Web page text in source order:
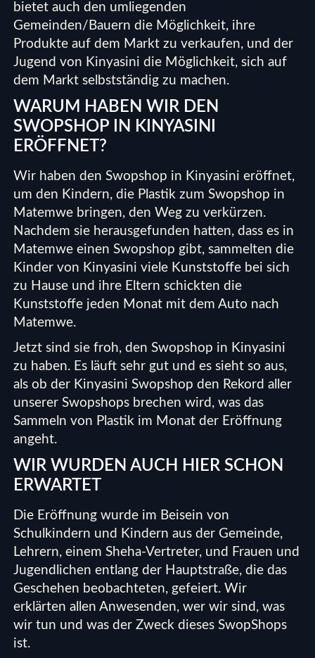
bietet auch den umliegenden
Gemeinden/Bauern die Möglichkeit, ihre
Produkte auf dem Markt zu verkaufen, und der
Jugend von Kinyasini die Möglichkeit, sich auf
dem Markt selbstständig zu machen.
WARUM HABEN WIR DEN
SWOPSHOP IN KINYASINI
ERÖFFNET?
Wir haben den Swopshop in Kinyasini eröffnet,
um den Kindern, die Plastik zum Swopshop in
Matemwe bringen, den Weg zu verkürzen.
Nachdem sie herausgefunden hatten, dass es in
Matemwe einen Swopshop gibt, sammelten die
Kinder von Kinyasini viele Kunststoffe bei sich
zu Hause und ihre Eltern schickten die
Kunststoffe jeden Monat mit dem Auto nach
Matemwe.
Jetzt sind sie froh, den Swopshop in Kinyasini
zu haben. Es läuft sehr gut und es sieht so aus,
als ob der Kinyasini Swopshop den Rekord aller
unserer Swopshops brechen wird, was das
Sammeln von Plastik im Monat der Eröffnung
angeht.
WIR WURDEN AUCH HIER SCHON
ERWARTET
Die Eröffnung wurde im Beisein von
Schulkindern und Kindern aus der Gemeinde,
Lehrern, einem Sheha-Vertreter, und Frauen und
Jugendlichen entlang der Hauptstraße, die das
Geschehen beobachteten, gefeiert. Wir
erklärten allen Anwesenden, wer wir sind, was
wir tun und was der Zweck dieses SwopShops
ist.